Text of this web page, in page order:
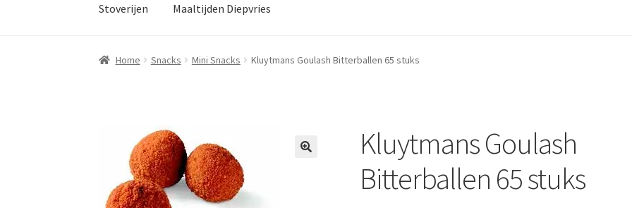
Stoverijen Maaltijden Diepvries
Home Snacks Mini Snacks Kluytmans Goulash Bitterballen 65 stuks
Kluytmans Goulash
Bitterballen 65 stuks